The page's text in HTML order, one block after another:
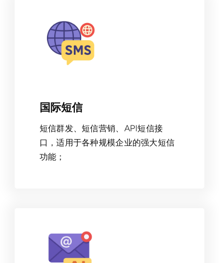
国际短信
短信群发、短信营销、API短信接
口，适用于各种规模企业的强大短信
功能；